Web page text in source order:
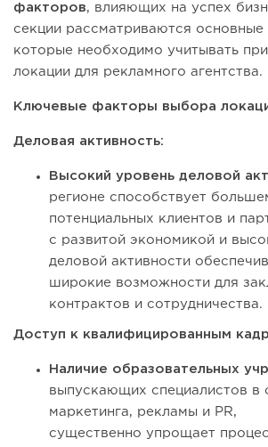
факторов, влияющих на успех
секции рассматриваются основные
которые необходимо учитывать
локации для рекламного агентства.
Ключевые факторы выбора
Деловая активность:
Высокий уровень деловой
регионе способствует
потенциальных клиентов и
с развитой экономикой и
деловой активности
широкие возможности для
контрактов и сотрудничества.
Доступ к квалифицированным
Наличие образовательных
выпускающих специалистов в
маркетинга, рекламы и PR,
существенно упрощает